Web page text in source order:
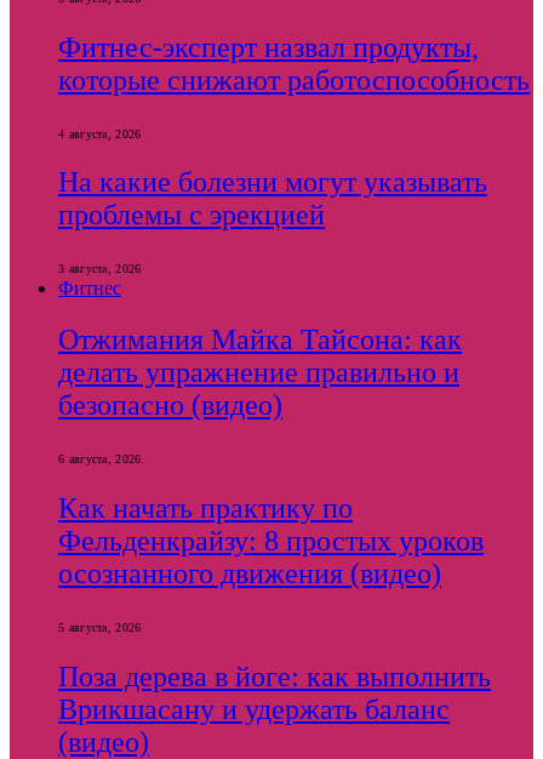
Фитнес-эксперт назвал продукты,
которые снижают работоспособность
4 августа, 2026
На какие болезни могут указывать
проблемы с эрекцией
3 августа, 2026
Фитнес
Отжимания Майка Тайсона: как
делать упражнение правильно и
безопасно (видео)
6 августа, 2026
Как начать практику по
Фельденкрайзу: 8 простых уроков
осознанного движения (видео)
5 августа, 2026
Поза дерева в йоге: как выполнить
Врикшасану и удержать баланс
(видео)